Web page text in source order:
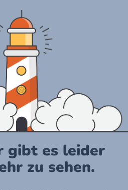
gibt es leider
zu sehen.